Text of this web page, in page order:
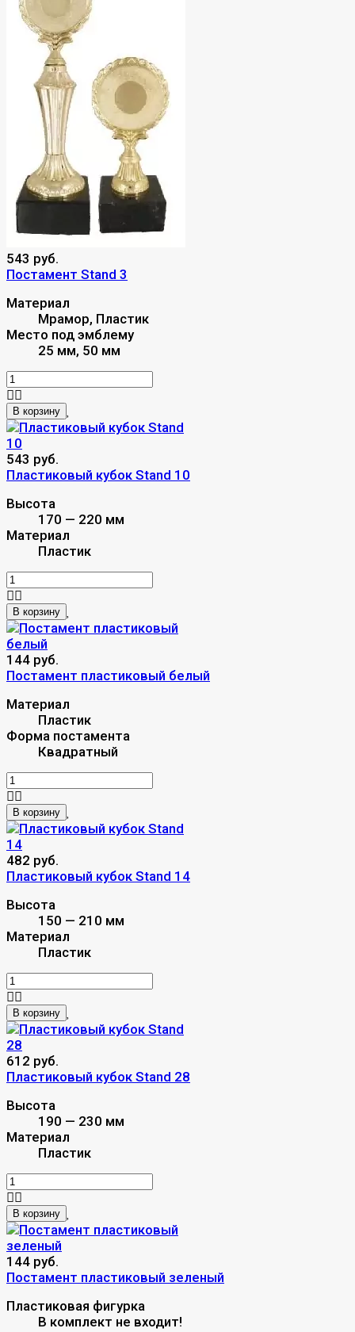
543 руб.
Постамент Stand 3
Материал
Мрамор, Пластик
Место под эмблему
25 мм, 50 мм
В корзину
543 руб.
Пластиковый кубок Stand 10
Высота
170 — 220 мм
Материал
Пластик
В корзину
144 руб.
Постамент пластиковый белый
Материал
Пластик
Форма постамента
Квадратный
В корзину
482 руб.
Пластиковый кубок Stand 14
Высота
150 — 210 мм
Материал
Пластик
В корзину
612 руб.
Пластиковый кубок Stand 28
Высота
190 — 230 мм
Материал
Пластик
В корзину
144 руб.
Постамент пластиковый зеленый
Пластиковая фигурка
В комплект не входит!